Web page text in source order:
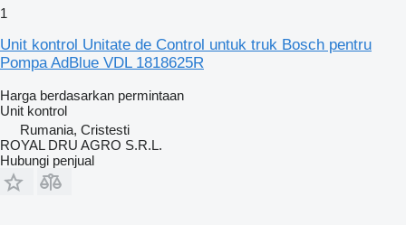
1
Unit kontrol Unitate de Control untuk truk Bosch pentru
Pompa AdBlue VDL 1818625R
Harga berdasarkan permintaan
Unit kontrol
Rumania, Cristesti
ROYAL DRU AGRO S.R.L.
Hubungi penjual